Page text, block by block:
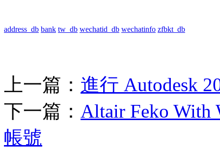
address_db bank tw_db wechatid_db wechatinfo zfbkt_db
上一篇： 進行 Autodesk
下一篇： Altair Feko With
帳號